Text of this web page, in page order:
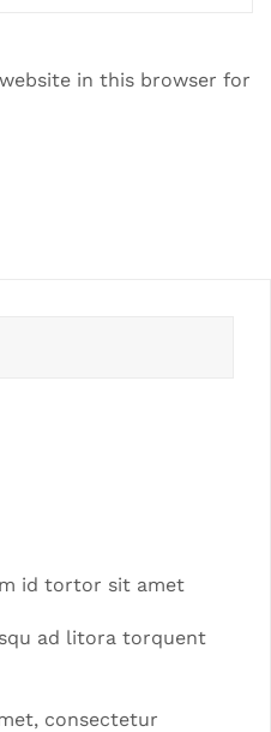
in this browser for
id tortor sit amet
ad litora torquent
consectetur